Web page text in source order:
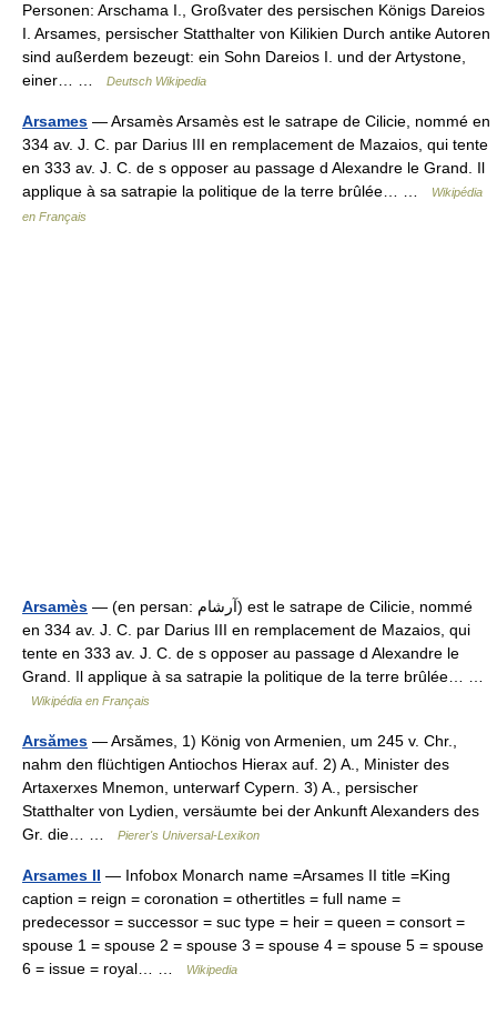
Personen: Arschama I., Großvater des persischen Königs Dareios
I. Arsames, persischer Statthalter von Kilikien Durch antike Autoren
sind außerdem bezeugt: ein Sohn Dareios I. und der Artystone,
einer… …
Deutsch Wikipedia
Arsames — Arsamès Arsamès est le satrape de Cilicie, nommé en
334 av. J. C. par Darius III en remplacement de Mazaios, qui tente
en 333 av. J. C. de s opposer au passage d Alexandre le Grand. Il
applique à sa satrapie la politique de la terre brûlée… …
Wikipédia
en Français
Arsamès — (en persan: آرشام) est le satrape de Cilicie, nommé
en 334 av. J. C. par Darius III en remplacement de Mazaios, qui
tente en 333 av. J. C. de s opposer au passage d Alexandre le
Grand. Il applique à sa satrapie la politique de la terre brûlée… …
Wikipédia en Français
Arsămes — Arsămes, 1) König von Armenien, um 245 v. Chr.,
nahm den flüchtigen Antiochos Hierax auf. 2) A., Minister des
Artaxerxes Mnemon, unterwarf Cypern. 3) A., persischer
Statthalter von Lydien, versäumte bei der Ankunft Alexanders des
Gr. die… …
Pierer's Universal-Lexikon
Arsames II — Infobox Monarch name =Arsames II title =King
caption = reign = coronation = othertitles = full name =
predecessor = successor = suc type = heir = queen = consort =
spouse 1 = spouse 2 = spouse 3 = spouse 4 = spouse 5 = spouse
6 = issue = royal… …
Wikipedia